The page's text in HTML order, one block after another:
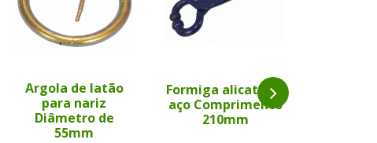
Argola de latão
para nariz
Diâmetro de
55mm
Formiga alicate de
aço Comprimento
210mm